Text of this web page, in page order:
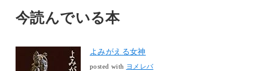
今読んでいる本
よみがえる女神
posted with ヨメレバ